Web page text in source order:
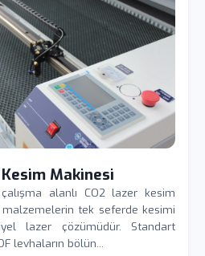
Makinesi
alanlı CO2 lazer kesim
tek seferde kesimi
lazer çözümüdür. Standart
levhaların bölün...